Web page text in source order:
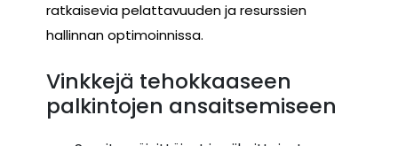
ratkaisevia pelattavuuden ja resurssien
hallinnan optimoinnissa.
Vinkkejä tehokkaaseen
palkintojen ansaitsemiseen